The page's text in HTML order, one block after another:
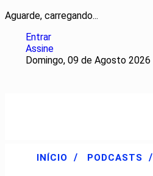
Aguarde, carregando...
Entrar
Assine
Domingo, 09 de Agosto 2026
INÍCIO / PODCASTS /